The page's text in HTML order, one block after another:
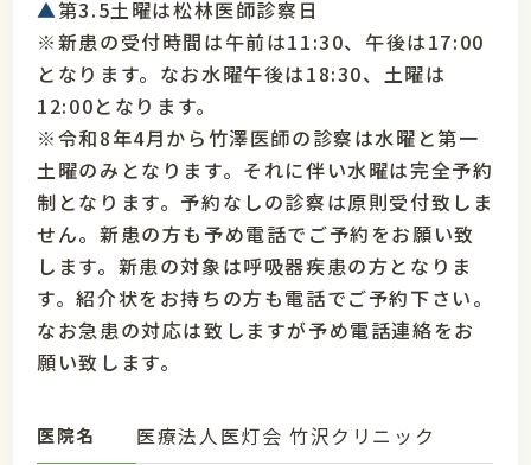
▲第3.5土曜は松林医師診察日
※新患の受付時間は午前は11:30、午後は17:00
となります。なお水曜午後は18:30、土曜は
12:00となります。
※令和8年4月から竹澤医師の診察は水曜と第一
土曜のみとなります。それに伴い水曜は完全予約
制となります。予約なしの診察は原則受付致しま
せん。新患の方も予め電話でご予約をお願い致
します。新患の対象は呼吸器疾患の方となりま
す。紹介状をお持ちの方も電話でご予約下さい。
なお急患の対応は致しますが予め電話連絡をお
願い致します。
医院名 医療法人医灯会 竹沢クリニック